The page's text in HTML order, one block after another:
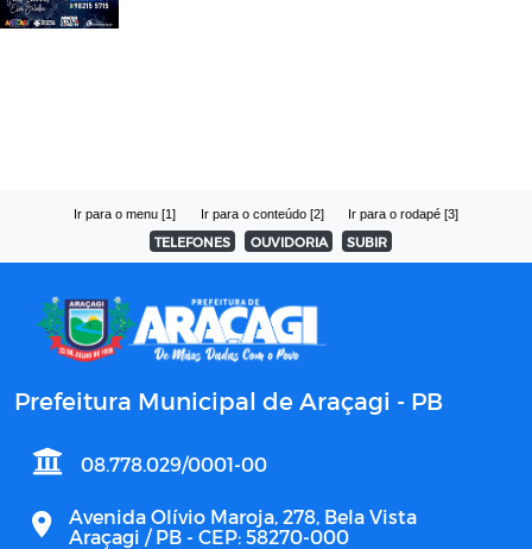
Ir para o menu [1] Ir para o conteúdo [2] Ir para o rodapé [3]
TELEFONES OUVIDORIA SUBIR
Prefeitura Municipal de Araçagi - PB
08.778.029/0001-00
Avenida Olívio Maroja, 278, Bela Vista
Araçagi / PB - CEP: 58270-000